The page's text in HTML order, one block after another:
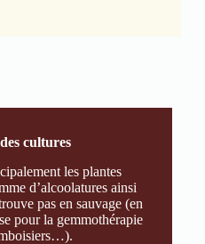
cultures
les plantes
d’alcoolatures ainsi
pas en sauvage (en
pour la gemmothérapie